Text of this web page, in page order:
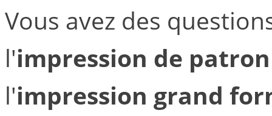
Vous avez des
l'impression de
l'impression grand